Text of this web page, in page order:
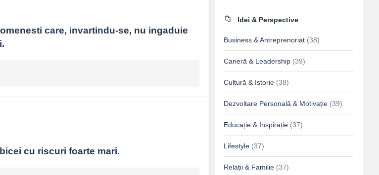
care, invartindu-se, nu ingaduie
cu riscuri foarte mari.
Idei & Perspective
Business & Antreprenoriat (38)
Carieră & Leadership (39)
Cultură & Istorie (38)
Dezvoltare Personală & Motivație (39)
Educație & Inspirație (37)
Lifestyle (37)
Relații & Familie (37)